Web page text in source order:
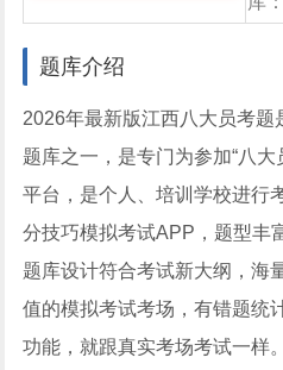
题库介绍
2026年最新版江西八大员考题
题库之一，是专门为参加“八
平台，是个人、培训学校进行
分技巧模拟考试APP，题型丰
题库设计符合考试新大纲，海
值的模拟考试考场，有错题统
功能，就跟真实考场考试一样